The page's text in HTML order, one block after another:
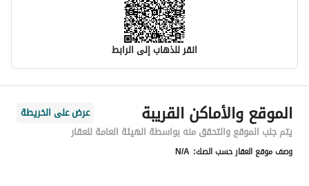
انقر للذهاب إلى الرابط
معلومات مسؤول الإعلان
اسم المسؤول
-
رقم المسؤول
-
الموقع والأماكن القريبة
عرض على الخريطة
يتم جلب الموقع والتحقق منه بواسطة الهيئة العامة للعقار
وصف موقع العقار حسب الصك: N/A